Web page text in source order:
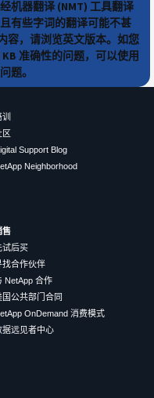
机器翻译 (NMT) 工具翻译
有些字词的翻译可能不甚
容，请浏览英文版本。如您
准确性的问题，可以使用
题。
区
Support Blog
Neighborhood
售
试后买
找合作伙伴
NetApp 合作
国公共部门合同
OnDemand 消费模式
据远见者中心